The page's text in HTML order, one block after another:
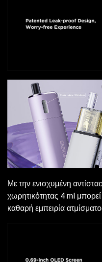
Με την ενισχυμένη
χωρητικότητας 4 ml
καθαρή εμπειρία